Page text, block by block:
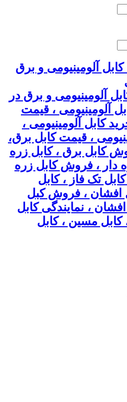
آلومینیومی و برق در
آلومینیومی ، قیمت
کابل آلومینیومی ،
، قیمت کابل برق،
کابل برق ، کابل زره
دار ، فروش کابل زره
تک فاز ، کابل
افشان ، فروش کبل
، نمایندگی کابل
کابل مسین ، کابل